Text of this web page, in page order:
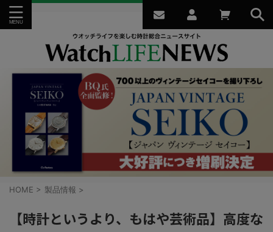
HOME > 製品情報 >
【時計というより、もはや芸術品】高度な